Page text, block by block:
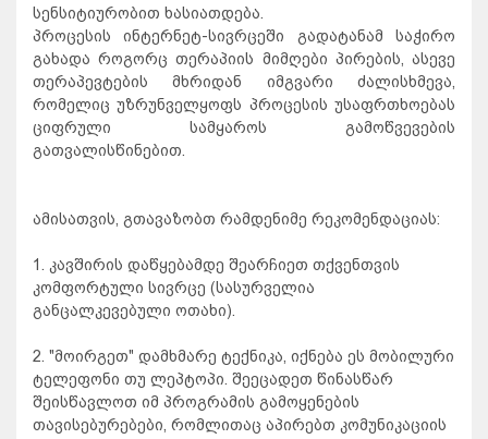
სენსიტიურობით ხასიათდება.
პროცესის ინტერნეტ-სივრცეში გადატანამ საჭირო
გახადა როგორც თერაპიის მიმღები პირების, ასევე
თერაპევტების მხრიდან იმგვარი ძალისხმევა,
რომელიც უზრუნველყოფს პროცესის უსაფრთხოებას
ციფრული სამყაროს გამოწვევების
გათვალისწინებით.
ამისათვის, გთავაზობთ რამდენიმე რეკომენდაციას:
1. კავშირის დაწყებამდე შეარჩიეთ თქვენთვის
კომფორტული სივრცე (სასურველია
განცალკევებული ოთახი).
2. "მოირგეთ" დამხმარე ტექნიკა, იქნება ეს მობილური
ტელეფონი თუ ლეპტოპი. შეეცადეთ წინასწარ
შეისწავლოთ იმ პროგრამის გამოყენების
თავისებურებები, რომლითაც აპირებთ კომუნიკაციის